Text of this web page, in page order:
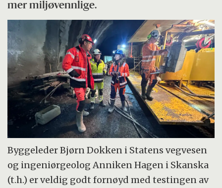
mer miljøvennlige.
Byggeleder Bjørn Dokken i Statens vegvesen
og ingeniørgeolog Anniken Hagen i Skanska
(t.h.) er veldig godt fornøyd med testingen av